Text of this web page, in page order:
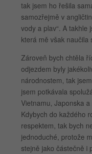
tak jsem ho řešila
samozřejmě v
vody a plav“. A takhle
která mě však naučila
Zároveň bych chtěla
odjezdem byly
národnostem, tak
jsem potkávala
Vietnamu, Japonska
Kdybych do každého
respektem, tak bych
jednoduché, protože
stejně jako částečně i